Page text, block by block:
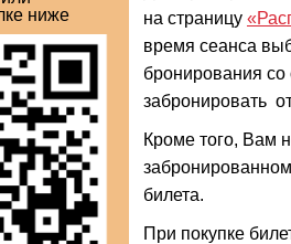
ниже
на страницу
время сеанса
бронирования
забронировать
Кроме того, Вам
билета.
При покупке